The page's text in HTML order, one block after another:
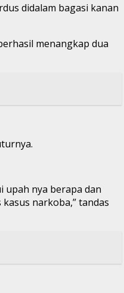
didalam bagasi kanan
menangkap dua
upah nya berapa dan
narkoba,” tandas